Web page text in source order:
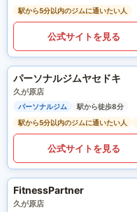
駅から5分以内のジムに通いたい人
公式サイトを見る
パーソナルジムヤセドキ
久が原店
パーソナルジム
駅から徒歩8分
駅から5分以内のジムに通いたい人
公式サイトを見る
FitnessPartner
久が原店